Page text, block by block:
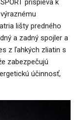
prispieva k
lišty predného
a zadný spojler a
z ľahkých zliatin s
zabezpečujú
účinnosť,